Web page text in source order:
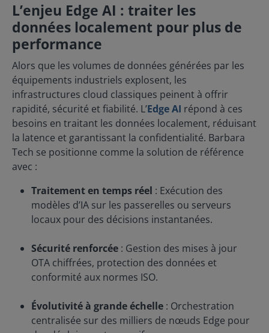
la prise de décision en temps réel, l’automatisation
des processus et l’optimisation des opérations tout en
garantissant la sécurité et la confidentialité des
données. Compatible avec la majorité des
équipements industriels (OPC-UA, Modbus, BACnet)
et des outils modernes (VS Code, Jupyter), Barbara
s’intègre facilement aux infrastructures existantes et
permet de gérer des milliers de nœuds Edge depuis
une interface unique. Barbara Tech aide les
entreprises à : Traiter les données localement pour
réduire la latence. Déployer des modèles d’IA sur GPU
pour automatiser les processus. Orchestrer et gérer
des dispositifs à grande échelle. Connecter la
plateforme aux systèmes métiers et IoT existants.
Barbara Tech n’est pas seulement une plateforme
technique : c’est un outil stratégique pour les
pleinement parti de l’intelligence artificielle et de
l’Edge computing pour améliorer leur productivité,
leur efficacité et leur compétitivité. Caractéristiques
clés de la plateforme Barbara Tech Connecteurs
convergence IT/OT immédiate grâce à ses
Connecteurs Industriels. Elle permet de connecter
facilement vos passerelles Edge à tout équipement,
qu'il s'agisse de systèmes existants (legacy) ou de
toutes vos données opérationnelles sont accessibles
et prêtes à être exploitées par l'Intelligence
Artificielle, sans effort d'intégration majeur.
L’enjeu Edge AI : traiter les
données localement pour plus de
performance
Alors que les volumes de données générées par les
équipements industriels explosent, les
infrastructures cloud classiques peinent à offrir
rapidité, sécurité et fiabilité. L’Edge AI répond à ces
besoins en traitant les données localement, réduisant
la latence et garantissant la confidentialité. Barbara
Tech se positionne comme la solution de référence
avec :
Traitement en temps réel : Exécution des
modèles d’IA sur les passerelles ou serveurs
locaux pour des décisions instantanées.
Sécurité renforcée : Gestion des mises à jour
OTA chiffrées, protection des données et
conformité aux normes ISO.
Évolutivité à grande échelle : Orchestration
centralisée sur des milliers de nœuds Edge pour